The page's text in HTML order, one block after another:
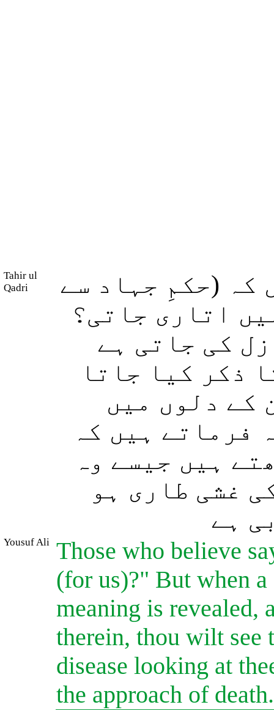
Tahir ul
Qadri
کہ (حکمِ جہاد سے
اتاری جاتی؟
کی جاتی ہے
ذکر کیا جاتا
کے دلوں میں
فرماتے ہیں کہ
ہیں جیسے وہ
غشی طاری ہو
ہے
Yousuf Ali Those who believe
(for us)?" But when
meaning is revealed,
therein, thou wilt see
disease looking at
the approach of